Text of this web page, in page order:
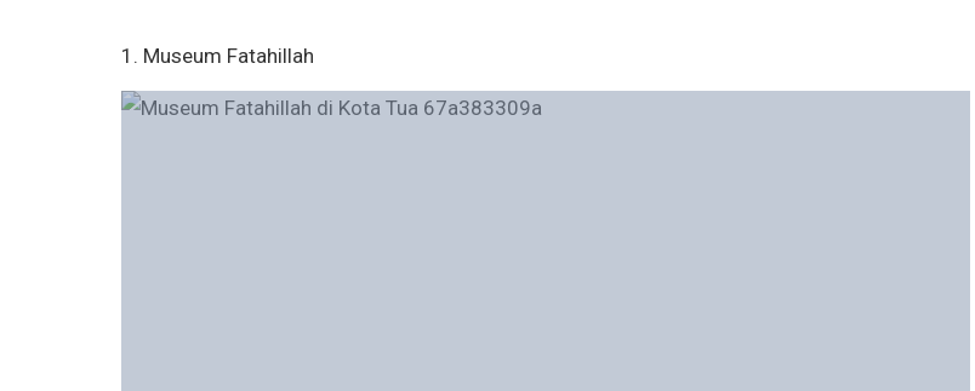
1. Museum Fatahillah